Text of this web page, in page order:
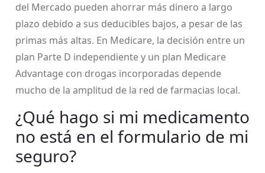
del Mercado pueden ahorrar más dinero a largo
plazo debido a sus deducibles bajos, a pesar de las
primas más altas. En Medicare, la decisión entre un
plan Parte D independiente y un plan Medicare
Advantage con drogas incorporadas depende
mucho de la amplitud de la red de farmacias local.
¿Qué hago si mi medicamento
no está en el formulario de mi
seguro?